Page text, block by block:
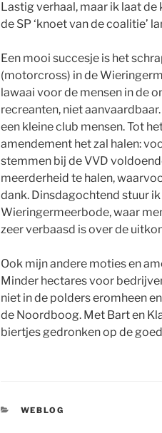
Lastig verhaal, maar ik laat
de SP ‘knoet van de coalitie’
Een mooi succesje is het
(motorcross) in de
lawaai voor de mensen in de
recreanten, niet
een kleine club mensen. Tot
amendement het zal halen:
stemmen bij de VVD
meerderheid te halen,
dank. Dinsdagochtend stuur
Wieringermeerbode, waar
zeer verbaasd is over de
Ook mijn andere moties en
Minder hectares voor
niet in de polders eromheen
de Noordboog. Met Bart en
biertjes gedronken op de
CATEGORIEËN
WEBLOG